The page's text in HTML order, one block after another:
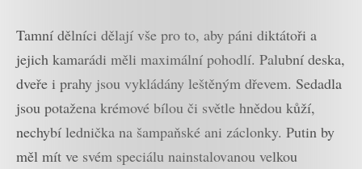
Tamní dělníci dělají vše pro to, aby páni diktátoři a
jejich kamarádi měli maximální pohodlí. Palubní deska,
dveře i prahy jsou vykládány leštěným dřevem. Sedadla
jsou potažena krémové bílou či světle hnědou kůží,
nechybí lednička na šampaňské ani záclonky. Putin by
měl mít ve svém speciálu nainstalovanou velkou